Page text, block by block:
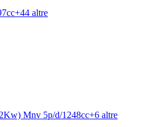
+44 altre
Mnv 5p/d/1248cc+6 altre